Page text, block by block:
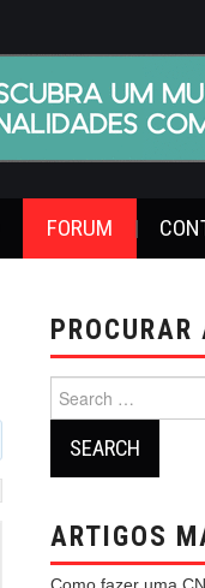
FORUM
for:
ARTIGOS